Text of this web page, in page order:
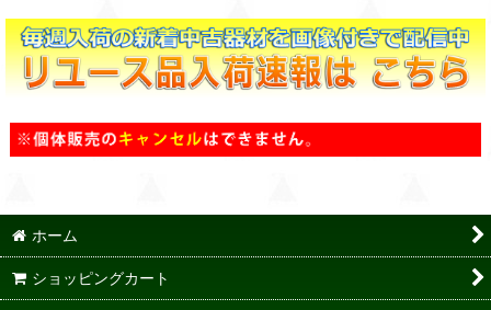
ホーム
ショッピングカート